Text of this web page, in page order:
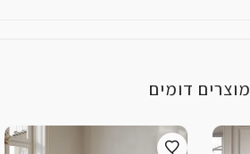
מוצרים דומים